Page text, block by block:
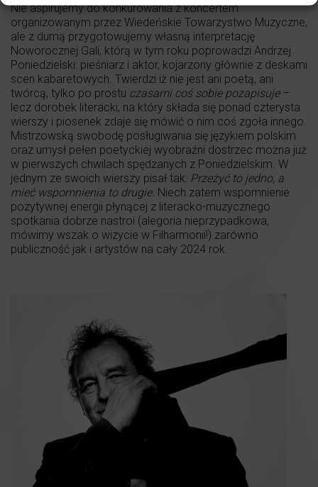
Nie aspirujemy do konkurowania z koncertem
organizowanym przez Wiedeńskie Towarzystwo Muzyczne,
ale z dumą przygotowujemy własną interpretację
Noworocznej Gali, którą w tym roku poprowadzi Andrzej
Poniedzielski: pieśniarz i aktor, kojarzony głównie z deskami
scen kabaretowych. Twierdzi iż nie jest ani poetą, ani
twórcą, tylko po prostu czasami coś sobie pozapisuje–
lecz dorobek literacki, na który składa się ponad czterysta
wierszy i piosenek zdaje się mówić o nim coś zgoła innego.
Mistrzowską swobodę posługiwania się językiem polskim
oraz umysł pełen poetyckiej wyobraźni dostrzec można już
w pierwszych chwilach spędzanych z Poniedzielskim. W
jednym ze swoich wierszy pisał tak: Przeżyć to jedno, a
mieć wspomnienia to drugie. Niech zatem wspomnienie
pozytywnej energii płynącej z literacko-muzycznego
spotkania dobrze nastroi (alegoria nieprzypadkowa,
mówimy wszak o wizycie w Filharmonii!) zarówno
publiczność jak i artystów na cały 2024 rok.